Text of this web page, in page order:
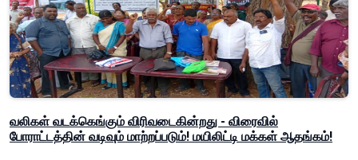
வலிகள் வடக்கெங்கும் விரிவடைகின்றது - விரைவில்
போராட்டத்தின் வடிவும் மாற்றப்படும்! மயிலிட்டி மக்கள் ஆதங்கம்!